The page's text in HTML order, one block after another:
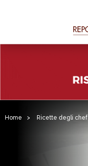
Home > Ricette degli chef